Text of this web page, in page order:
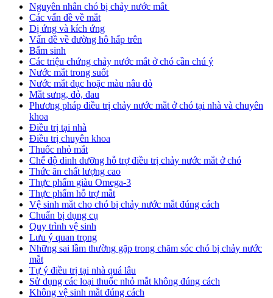
Nguyên nhân chó bị chảy nước mắt
Các vấn đề về mắt
Dị ứng và kích ứng
Vấn đề về đường hô hấp trên
Bẩm sinh
Các triệu chứng chảy nước mắt ở chó cần chú ý
Nước mắt trong suốt
Nước mắt đục hoặc màu nâu đỏ
Mắt sưng, đỏ, đau
Phương pháp điều trị chảy nước mắt ở chó tại nhà và chuyên
khoa
Điều trị tại nhà
Điều trị chuyên khoa
Thuốc nhỏ mắt
Chế độ dinh dưỡng hỗ trợ điều trị chảy nước mắt ở chó
Thức ăn chất lượng cao
Thực phẩm giàu Omega-3
Thực phẩm hỗ trợ mắt
Vệ sinh mắt cho chó bị chảy nước mắt đúng cách
Chuẩn bị dụng cụ
Quy trình vệ sinh
Lưu ý quan trọng
Những sai lầm thường gặp trong chăm sóc chó bị chảy nước
mắt
Tự ý điều trị tại nhà quá lâu
Sử dụng các loại thuốc nhỏ mắt không đúng cách
Không vệ sinh mắt đúng cách